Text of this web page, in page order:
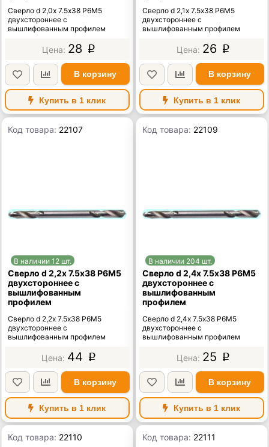
Сверло d 2,0х 7.5х38 Р6М5
двухстороннее с
вышлифованным профилем
28 p
В корзину
Купить в 1 клик
Сверло d 2,1х 7.5х38 Р6М5
двухстороннее с
вышлифованным профилем
26 p
В корзину
Купить в 1 клик
Код товара: 22107
В наличии 12 шт.
Сверло d 2,2х 7.5х38 Р6М5
двухстороннее с
вышлифованным
профилем
Сверло d 2,2х 7.5х38 Р6М5
двухстороннее с
вышлифованным профилем
44 p
В корзину
Купить в 1 клик
Код товара: 22109
В наличии 204 шт.
Сверло d 2,4х 7.5х38 Р6М5
двухстороннее с
вышлифованным
профилем
Сверло d 2,4х 7.5х38 Р6М5
двухстороннее с
вышлифованным профилем
25 p
В корзину
Купить в 1 клик
Код товара: 22110 Код товара: 22111